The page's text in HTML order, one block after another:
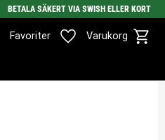
BETALA SÄKERT VIA SWISH ELLER KORT
Favoriter Varukorg
Favoriter